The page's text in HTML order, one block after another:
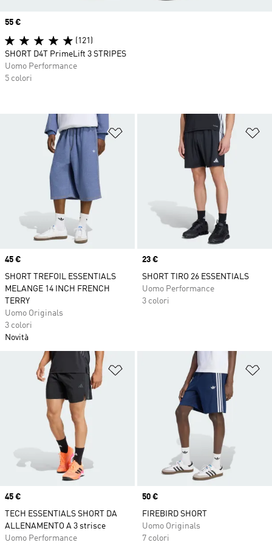
Aggiungi alla lista dei desideri
Price
45 €
SHORT TREFOIL ESSENTIALS
MELANGE 14 INCH FRENCH
TERRY
Uomo Originals
3 colori
Novità
Price
23 €
SHORT TIRO 26 ESSENTIALS
Uomo Performance
3 colori
Aggiungi alla lista dei desideri
Price
45 €
TECH ESSENTIALS SHORT DA
ALLENAMENTO A 3 strisce
Uomo Performance
Price
50 €
FIREBIRD SHORT
Uomo Originals
7 colori
Price
55 €
(121)
SHORT D4T PrimeLift 3 STRIPES
Uomo Performance
5 colori